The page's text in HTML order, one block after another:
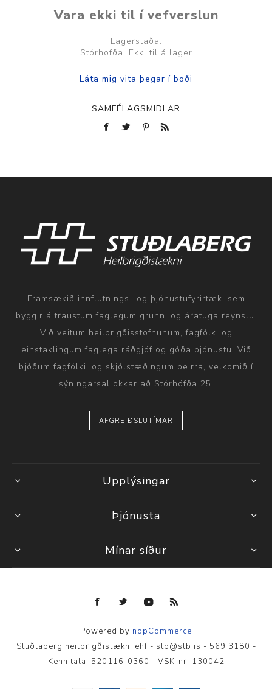
Vara ekki til í vefverslun
Lagerstaða:
Stórhöfða: Ekki til á lager
SAMFÉLAGSMIÐLAR
Framsækið innflutnings- og þjónustufyrirtæki sem
byggir á traustum faglegum grunni og áratuga reynslu.
Við veitum heilbrigðisstofnunum, fagfólki og
einstaklingum faglega ráðgjöf og góða þjónustu. Við
bjóðum fagfólki, og skjólstæðingum þeirra, velkomið í
sýningarsal okkar að Stórhöfða 25.
AFGREIÐSLUTÍMAR
Upplýsingar
Þjónusta
Mínar síður
Powered by nopCommerce
Stuðlaberg heilbrigðistækni ehf - stb@stb.is - 569 3180 -
Kennitala: 520116-0360 - VSK-nr: 130042